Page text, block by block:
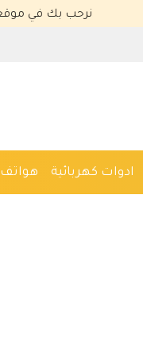
نرحب بك في موقعنا
ادوات كهربائية هواتف